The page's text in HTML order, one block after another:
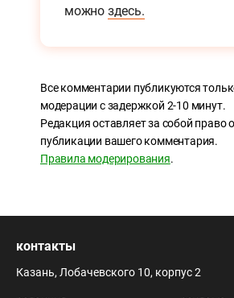
можно здесь.
Все комментарии публикуются
модерации с задержкой 2-10 минут.
Редакция оставляет за собой право
публикации вашего комментария.
Правила модерирования.
контакты
Казань, Лобачевского 10, корпус 2